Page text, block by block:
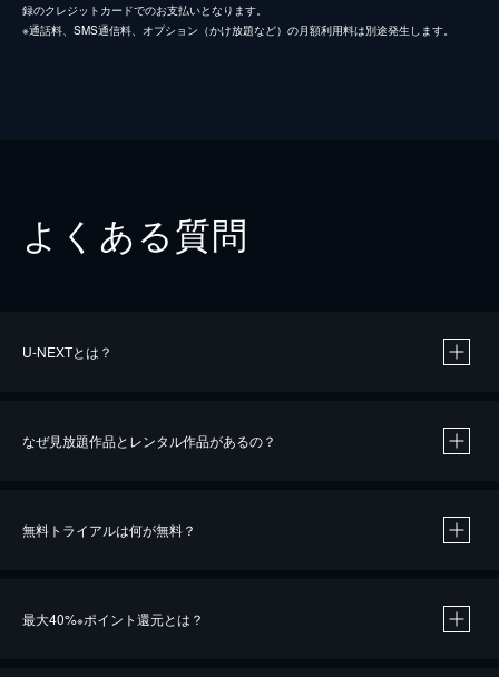
録のクレジットカードでのお支払いとなります。
※通話料、SMS通信料、オプション（かけ放題など）の月額利用料は別途発生します。
よくある質問
U-NEXTとは？
なぜ見放題作品とレンタル作品があるの？
無料トライアルは何が無料？
最大40%※ポイント還元とは？